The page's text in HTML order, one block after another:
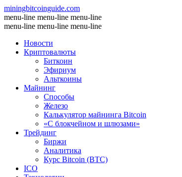
miningbitcoinguide.com
menu-line menu-line menu-line
menu-line menu-line menu-line
Новости
Криптовалюты
Биткоин
Эфириум
Альткоины
Майнинг
Способы
Железо
Калькулятор майнинга Bitcoin
«С блокчейном и шлюзами»
Трейдинг
Биржи
Аналитика
Курс Bitcoin (BTC)
ICO